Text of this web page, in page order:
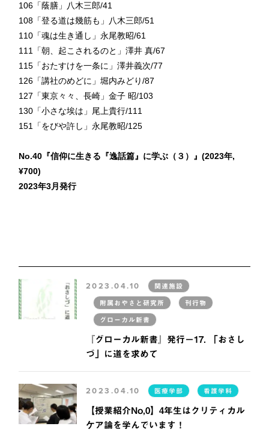
106「蔭膳」八木三郎/41
108「登る道は幾筋も」八木三郎/51
110「魂は生き通し」永尾教昭/61
111「朝、起こされるのと」澤井 真/67
115「おたすけを一条に」澤井義次/77
126「講社のめどに」堀内みどり/87
127「東京々々、長崎」金子 昭/103
130「小さな埃は」尾上貴行/111
151「をびや許し」永尾教昭/125
No.40『信仰に生きる『逸話篇』に学ぶ（３）』(2023年,
¥700)
2023年3月発行
2023.04.10 関連施設
附属おやさと研究所 刊行物
グローカル新書
『グローカル新書』発行－17. 「おさし
づ」に道を求めて
2023.04.10 医療学部 看護学科
【授業紹介No,0】4年生はクリティカル
ケア論を学んでいます！